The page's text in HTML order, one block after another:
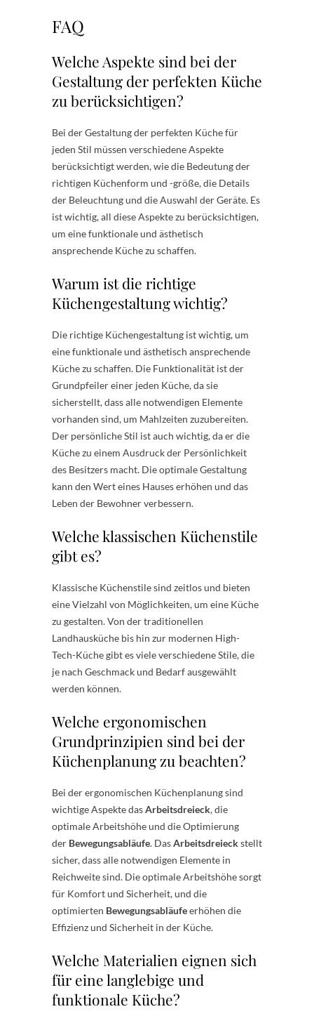
FAQ
Welche Aspekte sind bei der
Gestaltung der perfekten Küche
zu berücksichtigen?
Bei der Gestaltung der perfekten Küche für
jeden Stil müssen verschiedene Aspekte
berücksichtigt werden, wie die Bedeutung der
richtigen Küchenform und -größe, die Details
der Beleuchtung und die Auswahl der Geräte. Es
ist wichtig, all diese Aspekte zu berücksichtigen,
um eine funktionale und ästhetisch
ansprechende Küche zu schaffen.
Warum ist die richtige
Küchengestaltung wichtig?
Die richtige Küchengestaltung ist wichtig, um
eine funktionale und ästhetisch ansprechende
Küche zu schaffen. Die Funktionalität ist der
Grundpfeiler einer jeden Küche, da sie
sicherstellt, dass alle notwendigen Elemente
vorhanden sind, um Mahlzeiten zuzubereiten.
Der persönliche Stil ist auch wichtig, da er die
Küche zu einem Ausdruck der Persönlichkeit
des Besitzers macht. Die optimale Gestaltung
kann den Wert eines Hauses erhöhen und das
Leben der Bewohner verbessern.
Welche klassischen Küchenstile
gibt es?
Klassische Küchenstile sind zeitlos und bieten
eine Vielzahl von Möglichkeiten, um eine Küche
zu gestalten. Von der traditionellen
Landhausküche bis hin zur modernen High-
Tech-Küche gibt es viele verschiedene Stile, die
je nach Geschmack und Bedarf ausgewählt
werden können.
Welche ergonomischen
Grundprinzipien sind bei der
Küchenplanung zu beachten?
Bei der ergonomischen Küchenplanung sind
wichtige Aspekte dasArbeitsdreieck, die
optimale Arbeitshöhe und die Optimierung
der Bewegungsabläufe. DasArbeitsdreieckstellt
sicher, dass alle notwendigen Elemente in
Reichweite sind. Die optimale Arbeitshöhe sorgt
für Komfort und Sicherheit, und die
optimierten Bewegungsabläufeerhöhen die
Effizienz und Sicherheit in der Küche.
Welche Materialien eignen sich
für eine langlebige und
funktionale Küche?